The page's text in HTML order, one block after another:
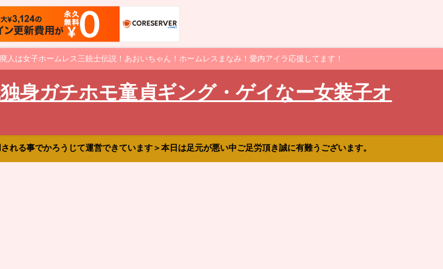
は女子ホームレス三銃士伝説！あおいちゃん！ホームレスまなみ！愛内アイラ応援してます！
身ガチホモ童貞ギング・ゲイなー女装子オ
る事でかろうじて運営できています＞本日は足元が悪い中ご足労頂き誠に有難うございます。